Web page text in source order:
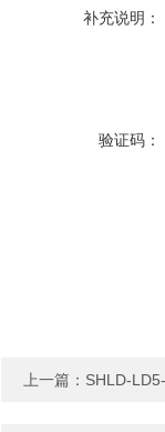
补充说明：
验证码：
上一篇： SHLD-